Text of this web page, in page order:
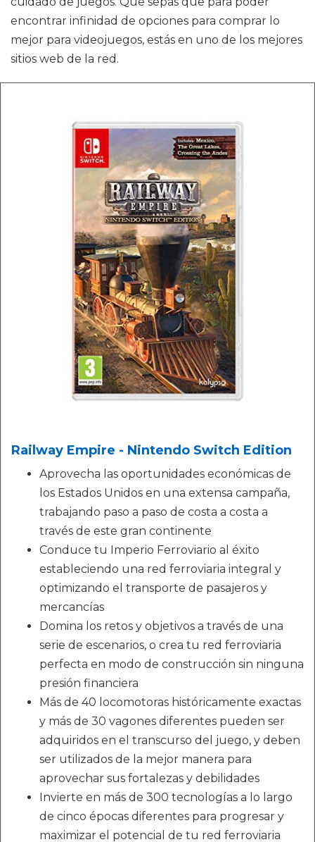
encontrar infinidad de opciones para comprar lo
mejor para videojuegos, estás en uno de los mejores
sitios web de la red.
Railway Empire - Nintendo Switch Edition
Aprovecha las oportunidades económicas de
los Estados Unidos en una extensa campaña,
trabajando paso a paso de costa a costa a
través de este gran continente
Conduce tu Imperio Ferroviario al éxito
estableciendo una red ferroviaria integral y
optimizando el transporte de pasajeros y
mercancías
Domina los retos y objetivos a través de una
serie de escenarios, o crea tu red ferroviaria
perfecta en modo de construcción sin ninguna
presión financiera
Más de 40 locomotoras históricamente exactas
y más de 30 vagones diferentes pueden ser
adquiridos en el transcurso del juego, y deben
ser utilizados de la mejor manera para
aprovechar sus fortalezas y debilidades
Invierte en más de 300 tecnologías a lo largo
de cinco épocas diferentes para progresar y
maximizar el potencial de tu red ferroviaria